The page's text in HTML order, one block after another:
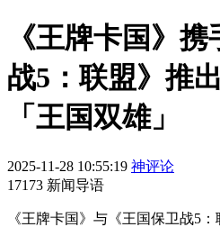
《王牌卡国》
战5：联盟》推
「王国双雄」
2025-11-28 10:55:19 神评论
17173 新闻导语
《王牌卡国》与《王国保卫战5